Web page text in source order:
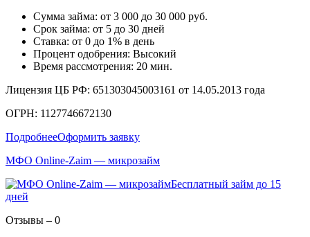
Сумма займа: от 3 000 до 30 000 руб.
Срок займа: от 5 до 30 дней
Ставка: от 0 до 1% в день
Процент одобрения: Высокий
Время рассмотрения: 20 мин.
Лицензия ЦБ РФ: 651303045003161 от 14.05.2013 года
ОГРН: 1127746672130
ПодробнееОформить заявку
МФО Online-Zaim — микрозайм
Бесплатный займ до 15
дней
Отзывы – 0